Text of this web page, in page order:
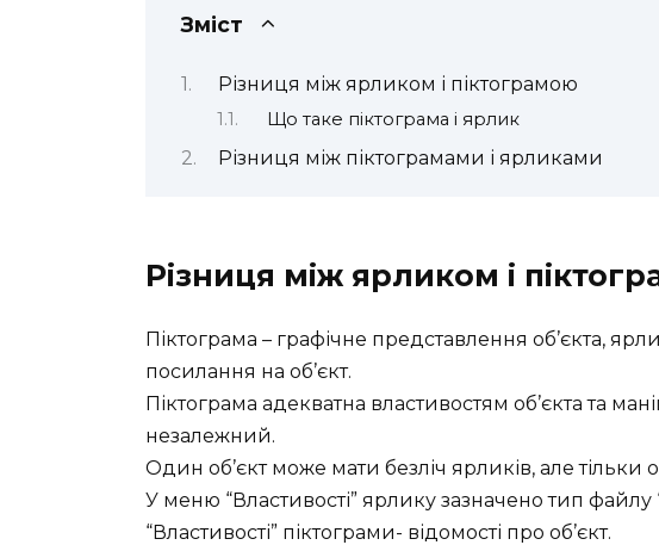
Зміст
Різниця між ярликом і піктограмою
Що таке піктограма і ярлик
Різниця між піктограмами і ярликами
Різниця між ярликом і
Піктограма – графічне представлення об’єкта,
посилання на об’єкт.
Піктограма адекватна властивостям об’єкта та
незалежний.
Один об’єкт може мати безліч ярликів, але тільки
У меню “Властивості” ярлику зазначено тип файлу
“Властивості” піктограми- відомості про об’єкт.